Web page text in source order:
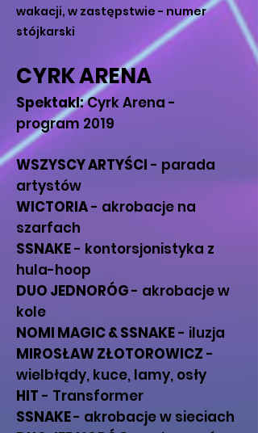
wakacji, w zastępstwie - numer
stójkarski
CYRK ARENA
Spektakl:Cyrk Arena -
program 2019
WSZYSCY ARTYŚCI - parada
artystów
WICTORIA- akrobacje na
szarfach
SSNAKE- kontorsjonistyka z
hula-hoop
DUO JEDNORÓG- akrobacje w
kole
NOMI MAGIC & SSNAKE- iluzja
MIROSŁAW ZŁOTOROWICZ -
wielbłądy, kuce, lamy, osły
HIT - Transformer
SSNAKE- akrobacje w sieciach